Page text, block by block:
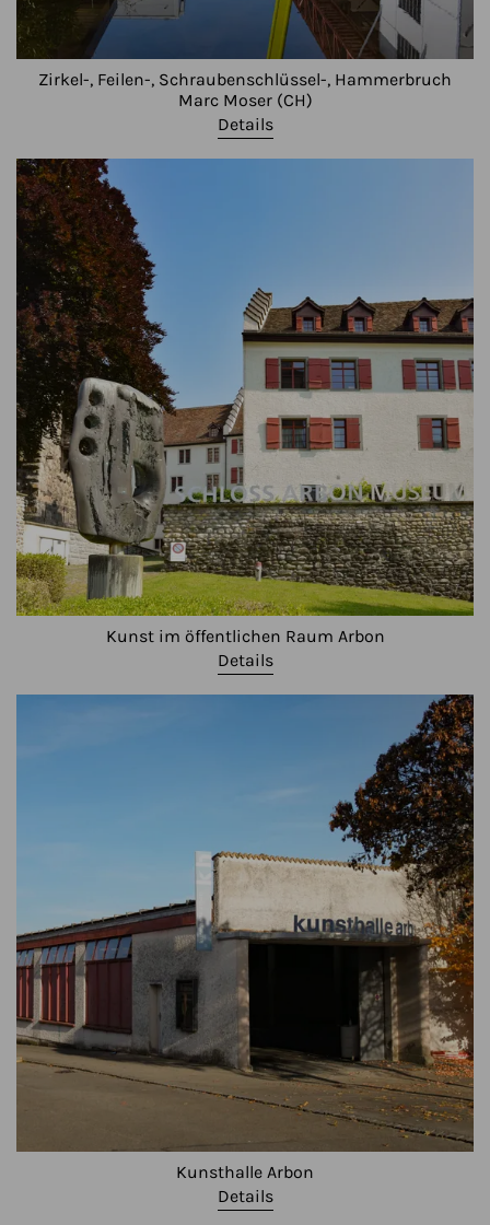
Zirkel-, Feilen-, Schraubenschlüssel-, Hammerbruch
Marc Moser (CH)
Details
Kunst im öffentlichen Raum Arbon
Details
Kunsthalle Arbon
Details